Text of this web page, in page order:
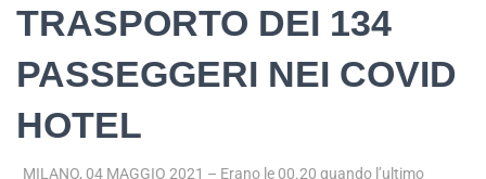
TRASPORTO DEI 134
PASSEGGERI NEI COVID
HOTEL
MILANO, 04 MAGGIO 2021 – Erano le 00.20 quando l’ultimo